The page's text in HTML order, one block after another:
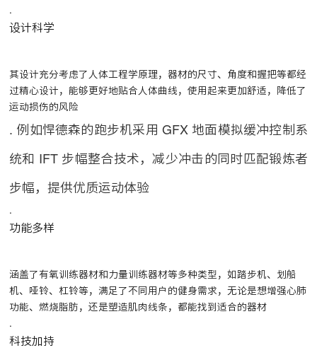
.
设计科学
其设计充分考虑了人体工程学原理，器材的尺寸、角度和握把等都经
过精心设计，能够更好地贴合人体曲线，使用起来更加舒适，降低了
运动损伤的风险
. 例如悍德森的跑步机采用 GFX 地面模拟缓冲控制系
统和 IFT 步幅整合技术，减少冲击的同时匹配锻炼者
步幅，提供优质运动体验
.
功能多样
涵盖了有氧训练器材和力量训练器材等多种类型，如踏步机、划船
机、哑铃、杠铃等，满足了不同用户的健身需求，无论是想增强心肺
功能、燃烧脂肪，还是塑造肌肉线条，都能找到适合的器材
.
科技加持